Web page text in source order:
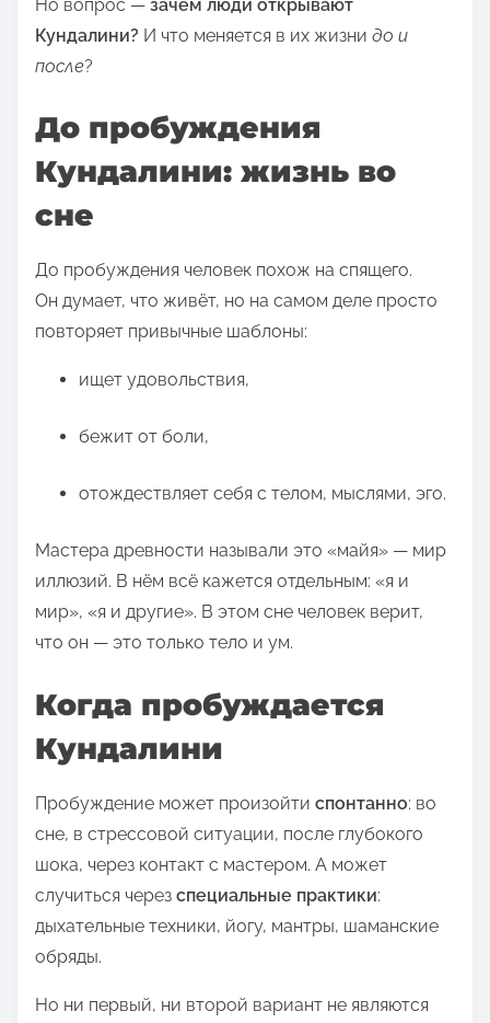
с
т
о
й
з
п
и
с
Но вопрос — зачем люди открывают
Кундалини? И что меняется в их жизни до и
после?
До пробуждения
Кундалини: жизнь во
сне
До пробуждения человек похож на спящего.
Он думает, что живёт, но на самом деле просто
повторяет привычные шаблоны:
ищет удовольствия,
бежит от боли,
отождествляет себя с телом, мыслями, эго.
Мастера древности называли это «майя» — мир
иллюзий. В нём всё кажется отдельным: «я и
мир», «я и другие». В этом сне человек верит,
что он — это только тело и ум.
Когда пробуждается
Кундалини
Пробуждение может произойти спонтанно: во
сне, в стрессовой ситуации, после глубокого
шока, через контакт с мастером. А может
случиться через специальные практики:
дыхательные техники, йогу, мантры, шаманские
обряды.
Но ни первый, ни второй вариант не являются